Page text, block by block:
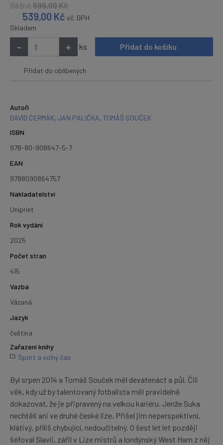
Běžně 599,00Kč
539,00 Kč vč. DPH
Skladem
- + ks Přidat do košíku
Přidat do oblíbených
Autoři
DAVID ČERMÁK, JAN PALIČKA, TOMÁŠ SOUČEK
ISBN
978-80-908647-5-7
EAN
9788090864757
Nakladatelství
Uniprint
Rok vydání
2025
Počet stran
415
Vazba
Vázaná
Jazyk
čeština
Zařazení knihy
Sport a volný čas
Byl srpen 2014 a Tomáš Souček měl devatenáct a půl. Čili
věk, kdy už by talentovaný fotbalista měl pravidelně
dokazovat, že je připravený na velkou kariéru. Jenže Suka
nechtěli ani ve druhé české lize. Přišel jim neperspektivní,
klátivý, příliš chybující, nedoučitelný. O šest let let později
šéfoval Slavii, zářil v Lize mistrů a londýnský West Ham z něj